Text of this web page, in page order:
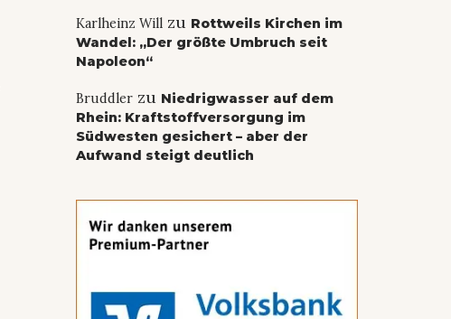
Karlheinz Willzu Rottweils Kirchen im
Wandel: „Der größte Umbruch seit
Napoleon“
Bruddlerzu Niedrigwasser auf dem
Rhein: Kraftstoffversorgung im
Südwesten gesichert – aber der
Aufwand steigt deutlich